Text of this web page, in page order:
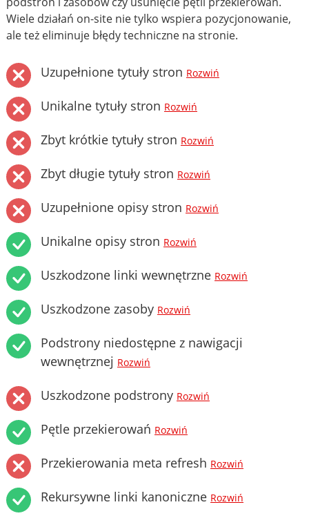
Wiele działań on-site nie tylko wspiera pozycjonowanie,
ale też eliminuje błędy techniczne na stronie.
Uzupełnione tytuły stron Rozwiń
Unikalne tytuły stron Rozwiń
Zbyt krótkie tytuły stron Rozwiń
Zbyt długie tytuły stron Rozwiń
Uzupełnione opisy stron Rozwiń
Unikalne opisy stron Rozwiń
Uszkodzone linki wewnętrzne Rozwiń
Uszkodzone zasoby Rozwiń
Podstrony niedostępne z nawigacji
wewnętrznej Rozwiń
Uszkodzone podstrony Rozwiń
Pętle przekierowań Rozwiń
Przekierowania meta refresh Rozwiń
Rekursywne linki kanoniczne Rozwiń